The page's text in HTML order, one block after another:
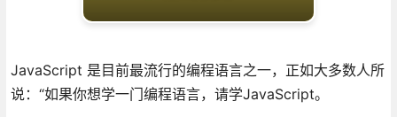
JavaScript 是目前最流行的编程语言之一，正如大多数人所
说：“如果你想学一门编程语言，请学JavaScript。